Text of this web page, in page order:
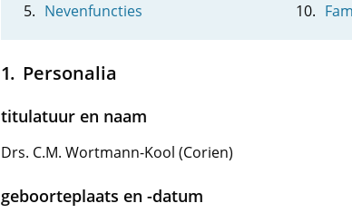
Nevenfuncties
Personalia
titulatuur en naam
Drs. C.M. Wortmann-Kool (Corien)
geboorteplaats en -datum